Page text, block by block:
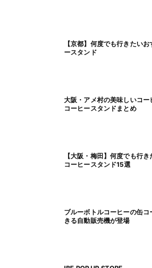
【京都】何度でも行きたい
ースタンド
大阪・アメ村の美味しいコー
コーヒースタンドまとめ
【大阪・梅田】何度でも行
コーヒースタンド15選
ブルーボトルコーヒーの缶
きる自動販売機が登場